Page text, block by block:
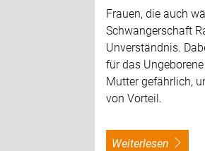
Frauen, die auch
Schwangerschaft
Unverständnis.
für das
Mutter gefährlich,
von Vorteil.
weiterlesen